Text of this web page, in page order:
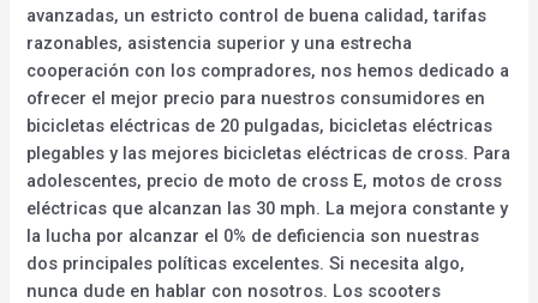
avanzadas, un estricto control de buena calidad, tarifas
razonables, asistencia superior y una estrecha
cooperación con los compradores, nos hemos dedicado a
ofrecer el mejor precio para nuestros consumidores en
bicicletas eléctricas de 20 pulgadas, bicicletas eléctricas
plegables y las mejores bicicletas eléctricas de cross. Para
adolescentes, precio de moto de cross E, motos de cross
eléctricas que alcanzan las 30 mph. La mejora constante y
la lucha por alcanzar el 0% de deficiencia son nuestras
dos principales políticas excelentes. Si necesita algo,
nunca dude en hablar con nosotros. Los scooters